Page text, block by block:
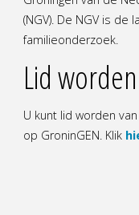
(NGV). De NGV is de
familieonderzoek.
Lid worden
U kunt lid worden
op GroninGEN. Klik